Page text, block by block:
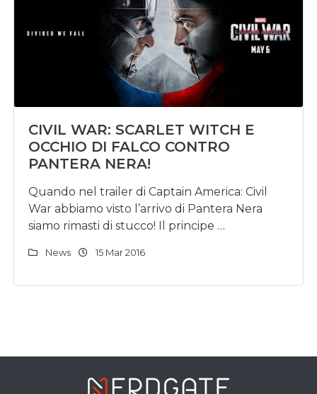
CIVIL WAR: SCARLET WITCH E
OCCHIO DI FALCO CONTRO
PANTERA NERA!
Quando nel trailer di Captain America: Civil
War abbiamo visto l’arrivo di Pantera Nera
siamo rimasti di stucco! Il principe …
News 15 Mar 2016